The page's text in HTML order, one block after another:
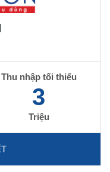
Thu nhập tối thiểu
3
Triệu